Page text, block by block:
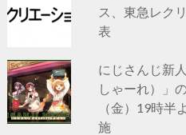
ス、東急レク
表
にじさんじ新
しゃーれ）」
（金）19時半
施